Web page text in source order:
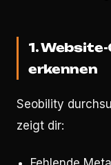
1.
erkennen
Seobility
zeigt dir: